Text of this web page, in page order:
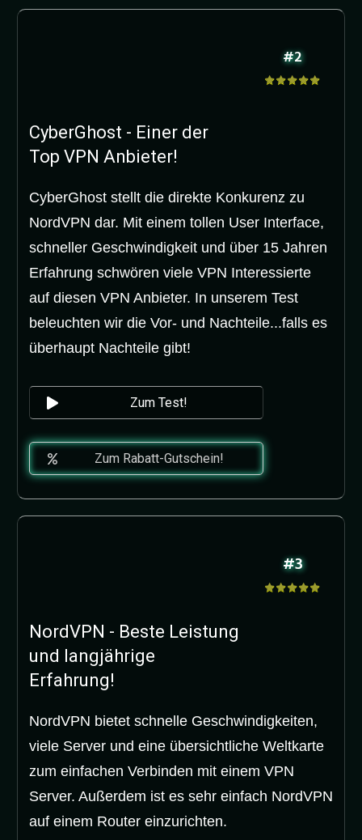
#2
CyberGhost - Einer der
Top VPN Anbieter!
CyberGhost stellt die direkte Konkurenz zu
NordVPN dar. Mit einem tollen User Interface,
schneller Geschwindigkeit und über 15 Jahren
Erfahrung schwören viele VPN Interessierte
auf diesen VPN Anbieter. In unserem Test
beleuchten wir die Vor- und Nachteile...falls es
überhaupt Nachteile gibt!
Zum Test!
Zum Rabatt-Gutschein!
#3
NordVPN - Beste Leistung
und langjährige
Erfahrung!
NordVPN bietet schnelle Geschwindigkeiten,
viele Server und eine übersichtliche Weltkarte
zum einfachen Verbinden mit einem VPN
Server. Außerdem ist es sehr einfach NordVPN
auf einem Router einzurichten.